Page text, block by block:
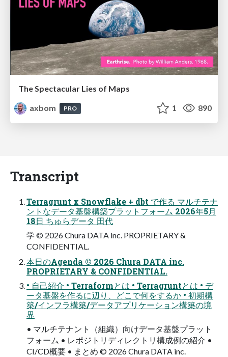
The Spectacular Lies of Maps
axbom
PRO 1 890
Transcript
Terragrunt x Snowflake + dbt で作る マルチテナ
ントなデータ基盤構築プラットフォーム 2026年5月
18日 ちゅらデータ 田代
学 © 2026 Chura DATA inc. PROPRIETARY &
CONFIDENTIAL.
本日のAgenda © 2026 Chura DATA inc.
PROPRIETARY & CONFIDENTIAL.
• 自己紹介 • Terraformとは • Terragruntとは • デ
ータ基盤を作るに辺り、どこで何をするか • 初期構
築/インフラ構築/データアプリケーション構築の境
界
• マルチテナント（組織）向けデータ基盤プラット
フォーム • レポジトリディレクトリ構成例の紹介 •
CI/CD概要 • まとめ © 2026 Chura DATA inc.